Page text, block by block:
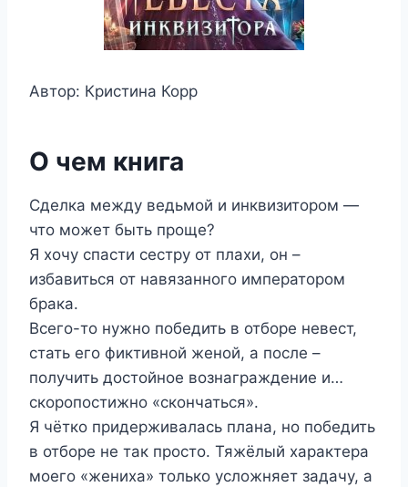
Автор: Кристина Корр
О чем книга
Сделка между ведьмой и инквизитором —
что может быть проще?
Я хочу спасти сестру от плахи, он –
избавиться от навязанного императором
брака.
Всего-то нужно победить в отборе невест,
стать его фиктивной женой, а после –
получить достойное вознаграждение и…
скоропостижно «скончаться».
Я чётко придерживалась плана, но победить
в отборе не так просто. Тяжёлый характера
моего «жениха» только усложняет задачу, а